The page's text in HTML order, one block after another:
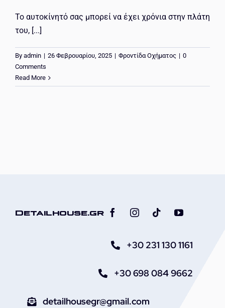
Το αυτοκίνητό σας μπορεί να έχει χρόνια στην πλάτη
του, [...]
By admin | 26 Φεβρουαρίου, 2025 | Φροντίδα Οχήματος | 0
Comments
Read More
Detailhouse.gr
+30 231 130 1161
+30 698 084 9662
detailhousegr@gmail.com